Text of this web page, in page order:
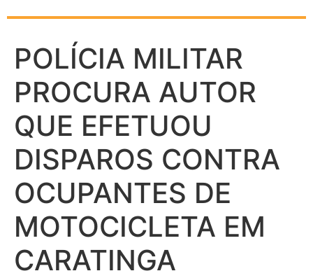
POLÍCIA MILITAR
PROCURA AUTOR
QUE EFETUOU
DISPAROS CONTRA
OCUPANTES DE
MOTOCICLETA EM
CARATINGA